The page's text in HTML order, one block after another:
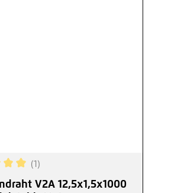
Bewertung von 5 von 5
(1)
V2A 12,5x1,5x1000